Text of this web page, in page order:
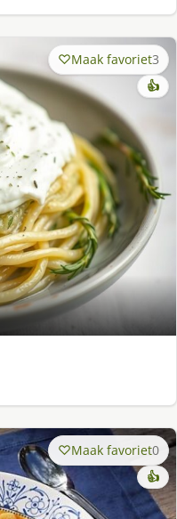
Maak favoriet3
👍
Maak favoriet0
👍